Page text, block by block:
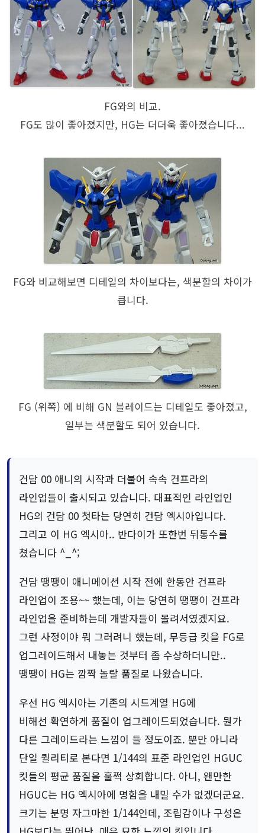
FG와의 비교.
FG도 많이 좋아졌지만, HG는 더더욱 좋아졌습니다...
FG와 비교해보면 디테일의 차이보다는, 색분할의 차이가
큽니다.
FG (위쪽) 에 비해 GN 블레이드는 디테일도 좋아졌고,
일부는 색분할도 되어 있습니다.
건담 00 애니의 시작과 더불어 속속 건프라의
라인업들이 출시되고 있습니다. 대표적인 라인업인
HG의 건담 00 첫타는 당연히 건담 엑시아입니다.
그리고 이 HG 엑시아.. 반다이가 또한번 뒤통수를
쳤습니다 ^_^;
건담 땡땡이 애니메이션 시작 전에 한동안 건프라
라인업이 조용~~ 했는데, 이는 당연히 땡땡이 건프라
라인업을 준비하는데 개발자들이 몰려서였겠지요.
그런 사정이야 뭐 그러려니 했는데, 무등급 킷을 FG로
업그레이드해서 내놓는 것부터 좀 수상하더니만..
땡땡이 HG는 깜짝 놀랄 품질로 나왔습니다.
우선 HG 엑시아는 기존의 시드계열 HG에
비해선 확연하게 품질이 업그레이드되었습니다. 뭔가
다른 그레이드라는 느낌이 들 정도이죠. 뿐만 아니라
단일 퀄리티로 본다면 1/144의 표준 라인업인 HGUC
킷들의 평균 품질을 훌쩍 상회합니다. 아니, 왠만한
HGUC는 HG 엑시아에 명함을 내밀 수가 없겠더군요.
크기는 분명 자그마한 1/144인데, 조립감이나 구성은